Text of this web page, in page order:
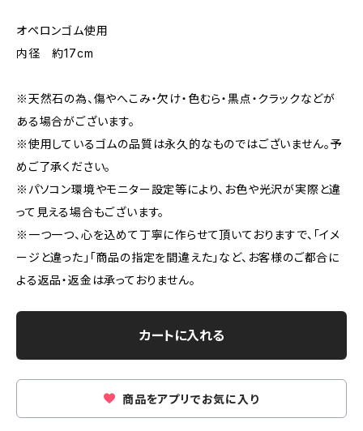
オペロンゴム使用
内径 約17cm
※天然石の為、傷やへこみ・欠け・色むら・黒点・クラックなどが
ある場合がございます。
※使用しているゴムの品質は永久的なものではございません。予
めご了承ください。
※パソコン環境やモニター設定等により、お色や光沢が実際と違
って見える場合もございます。
※一つ一つ、心を込めて丁寧に作らせて頂いておりますで、「イメ
ージと違った」「商品の指定を間違えた」など、お客様のご都合に
よる返品・返金は承っておりません。
カートに入れる
商品をアプリでお気に入り